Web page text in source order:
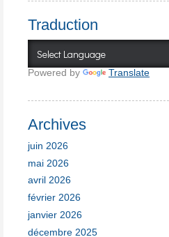
Traduction
Powered by Translate
Archives
juin 2026
mai 2026
avril 2026
février 2026
janvier 2026
décembre 2025